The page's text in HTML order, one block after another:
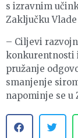
s izravnim
Zaključku
– Ciljevi
konkurentnosti
pružanje
smanjenje
napominje se u